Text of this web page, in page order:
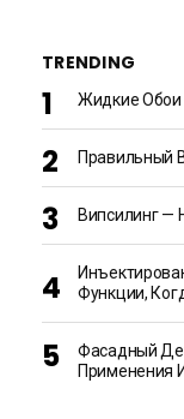
TRENDING
Жидкие Обои
Правильный
Випсилинг —
Функции,
Фасадный
Применения